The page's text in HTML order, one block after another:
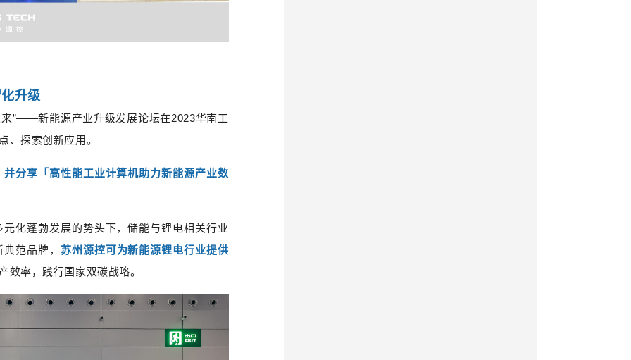
升级
”——新能源产业升级发展论坛在2023华南工
、探索创新应用。
分享「高性能工业计算机助力新能源产业数
化蓬勃发展的势头下，储能与锂电相关行业
范品牌， 苏州源控可为新能源锂电行业提供
效率，践行国家双碳战略。